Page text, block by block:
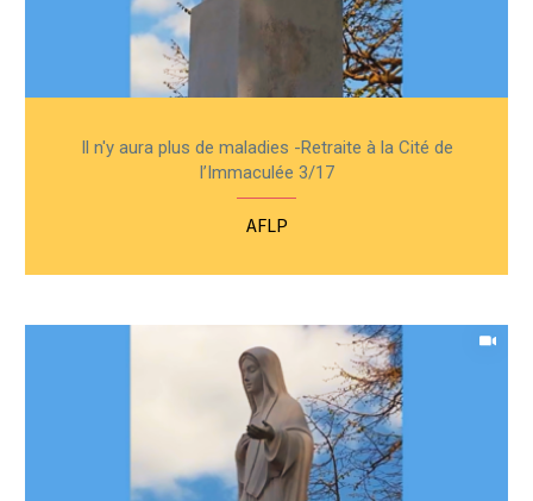
Il n'y aura plus de maladies -Retraite à la Cité de
l’Immaculée 3/17
AFLP